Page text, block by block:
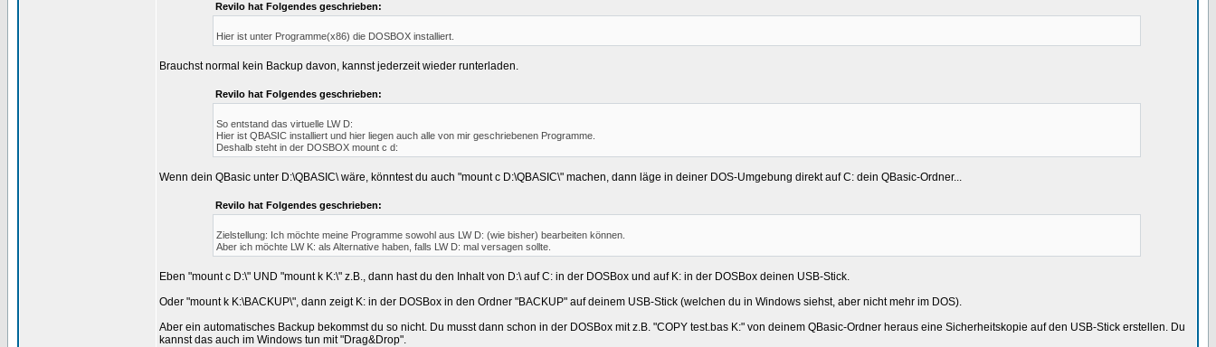
Revilo hat Folgendes geschrieben:
Hier ist unter Programme(x86) die DOSBOX installiert.
Brauchst normal kein Backup davon, kannst jederzeit wieder runterladen.
Revilo hat Folgendes geschrieben:
So entstand das virtuelle LW D:
Hier ist QBASIC installiert und hier liegen auch alle von mir geschriebenen Programme.
Deshalb steht in der DOSBOX mount c d:
Wenn dein QBasic unter D:\QBASIC\ wäre, könntest du auch "mount c D:\QBASIC\" machen, dann läge in deiner DOS-Umgebung direkt auf C: dein QBasic-Ordner...
Revilo hat Folgendes geschrieben:
Zielstellung: Ich möchte meine Programme sowohl aus LW D: (wie bisher) bearbeiten können.
Aber ich möchte LW K: als Alternative haben, falls LW D: mal versagen sollte.
Eben "mount c D:\" UND "mount k K:\" z.B., dann hast du den Inhalt von D:\ auf C: in der DOSBox und auf K: in der DOSBox deinen USB-Stick.
Oder "mount k K:\BACKUP\", dann zeigt K: in der DOSBox in den Ordner "BACKUP" auf deinem USB-Stick (welchen du in Windows siehst, aber nicht mehr im DOS).
Aber ein automatisches Backup bekommst du so nicht. Du musst dann schon in der DOSBox mit z.B. "COPY test.bas K:" von deinem QBasic-Ordner heraus eine Sicherheitskopie auf den USB-Stick erstellen. Du
kannst das auch im Windows tun mit "Drag&Drop".